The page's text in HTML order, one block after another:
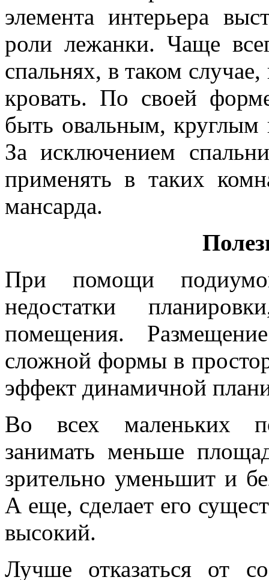
элемента интерьера
роли лежанки. Чаще
спальнях, в таком
кровать. По своей
быть овальным,
За исключением
применять в таких
мансарда.
При помощи
недостатки
помещения.
сложной формы в
эффект динамичной
Во всех маленьких
занимать меньше
зрительно уменьшит и
А еще, сделает его
высокий.
Лучше отказаться от